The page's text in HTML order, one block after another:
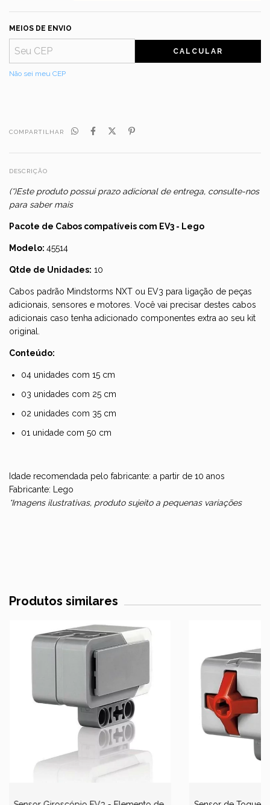
MEIOS DE ENVIO
CALCULAR
Não sei meu CEP
COMPARTILHAR
DESCRIÇÃO
(*)Este produto possui prazo adicional de entrega, consulte-nos
para saber mais
Pacote de Cabos compatíveis com EV3 - Lego
Modelo: 45514
Qtde de Unidades: 10
Cabos padrão Mindstorms NXT ou EV3 para ligação de peças
adicionais, sensores e motores. Você vai precisar destes cabos
adicionais caso tenha adicionado componentes extra ao seu kit
original.
Conteúdo:
04 unidades com 15 cm
03 unidades com 25 cm
02 unidades com 35 cm
01 unidade com 50 cm
Idade recomendada pelo fabricante: a partir de 10 anos
Fabricante: Lego
*Imagens ilustrativas, produto sujeito a pequenas variações
Produtos similares